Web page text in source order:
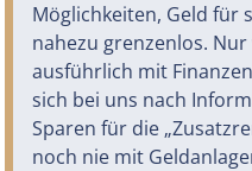
Möglichkeiten, Geld für
nahezu grenzenlos.
ausführlich mit
sich bei uns nach
Sparen für die
noch nie mit